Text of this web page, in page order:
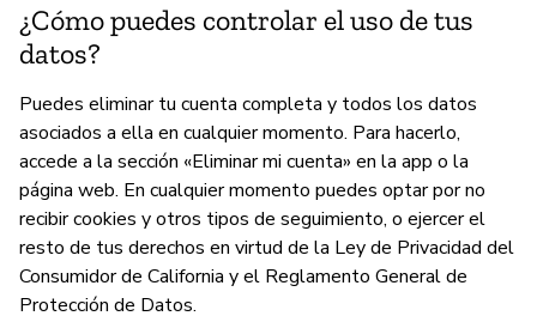
¿Cómo puedes controlar el uso de tus
datos?
Puedes eliminar tu cuenta completa y todos los datos
asociados a ella en cualquier momento. Para hacerlo,
accede a la sección «Eliminar mi cuenta» en la app o la
página web. En cualquier momento puedes optar por no
recibir cookies y otros tipos de seguimiento, o ejercer el
resto de tus derechos en virtud de la Ley de Privacidad del
Consumidor de California y el Reglamento General de
Protección de Datos.